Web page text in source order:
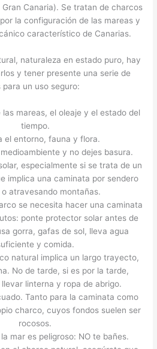
Canaria). Se tratan de charcos
la configuración de las mareas y
característico de Canarias.
naturaleza en estado puro, hay
y tener presente una serie de
para un uso seguro:
mareas, el oleaje y el estado del
tiempo.
el entorno, fauna y flora.
y no dejes basura.
especialmente si se trata de un
implica una caminata por sendero
atravesando montañas.
se necesita hacer una caminata
ponte protector solar antes de
gorra, gafas de sol, lleva agua
y comida.
natural implica un largo trayecto,
No de tarde, si es por la tarde,
linterna y ropa de abrigo.
Tanto para la caminata como
charco, cuyos fondos suelen ser
rocosos.
mar es peligroso: NO te bañes.